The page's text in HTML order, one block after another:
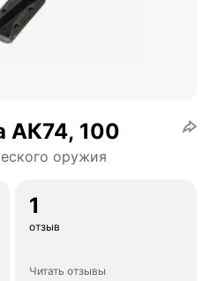
АК74, 100
оружия
1
отзыв
Читать отзывы